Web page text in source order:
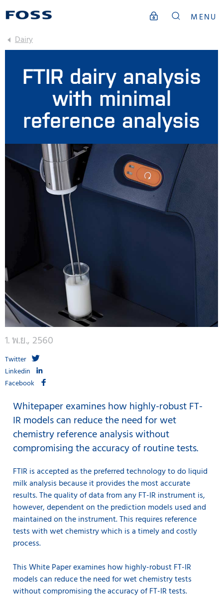
MENU
Dairy
FTIR dairy analysis
with minimal
reference analysis
1. พ.ย., 2560
Twitter
Linkedin
Facebook
Whitepaper examines how highly-robust FT-
IR models can reduce the need for wet
chemistry reference analysis without
compromising the accuracy of routine tests.
FTIR is accepted as the preferred technology to do liquid
milk analysis because it provides the most accurate
results. The quality of data from any FT-IR instrument is,
however, dependent on the prediction models used and
maintained on the instrument. This requires reference
tests with wet chemistry which is a timely and costly
process.
This White Paper examines how highly-robust FT-IR
models can reduce the need for wet chemistry tests
without compromising the accuracy of FT-IR tests.